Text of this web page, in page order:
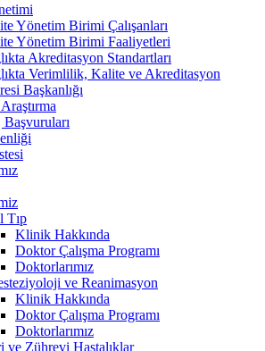
Yönetim Birimi Çalışanları
Yönetim Birimi Faaliyetleri
Akreditasyon Standartları
Verimlilik, Kalite ve Akreditasyon
Başkanlığı
Başvuruları
Tıp
Klinik Hakkında
Doktor Çalışma Programı
Doktorlarımız
ve Reanimasyon
Klinik Hakkında
Doktor Çalışma Programı
Doktorlarımız
ve Zührevi Hastalıklar